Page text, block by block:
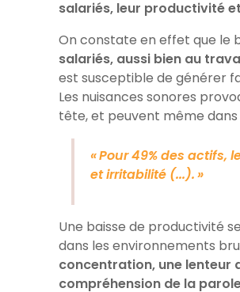
salariés, leur productivité
On constate en effet que le
salariés, aussi bien au
est susceptible de générer
Les nuisances sonores
tête, et peuvent même
« Pour 49% des actifs,
et irritabilité(...).»
Une baisse de productivité
dans les environnements
concentration, une lenteur
compréhension de la